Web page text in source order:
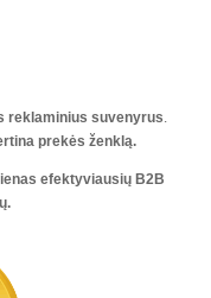
reklaminius suvenyrus.
prekės ženklą.
efektyviausių B2B
.